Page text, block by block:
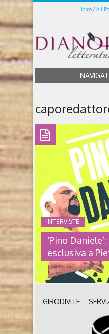
Home All
INTERVISTE
‘Pino
esclusiva a
‘PINO
ESCLUSIVA A
GIRODIVITE –